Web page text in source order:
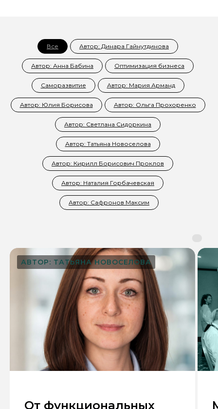
Все Автор: Динара Гайнутдинова
Автор: Анна Бабина Оптимизация бизнеса
Саморазвитие Автор: Мария Арманд
Автор: Юлия Борисова Автор: Ольга Прохоренко
Автор: Светлана Сидоркина
Автор: Татьяна Новоселова
Автор: Кирилл Борисович Проклов
Автор: Наталия Горбачевская
Автор: Сафронов Максим
АВТОР: ТАТЬЯНА НОВОСЕЛОВА
От функциональных